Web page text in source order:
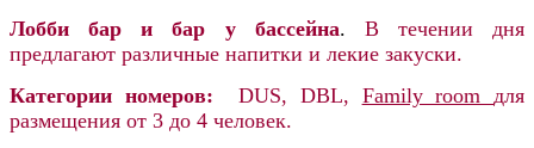
Лоббибар и бар у бассейна.
В течении дня
предлагают различные напитки и лекие закуски.
Категории номеров: DUS, DBL, Family room для
размещения от 3 до 4 человек.